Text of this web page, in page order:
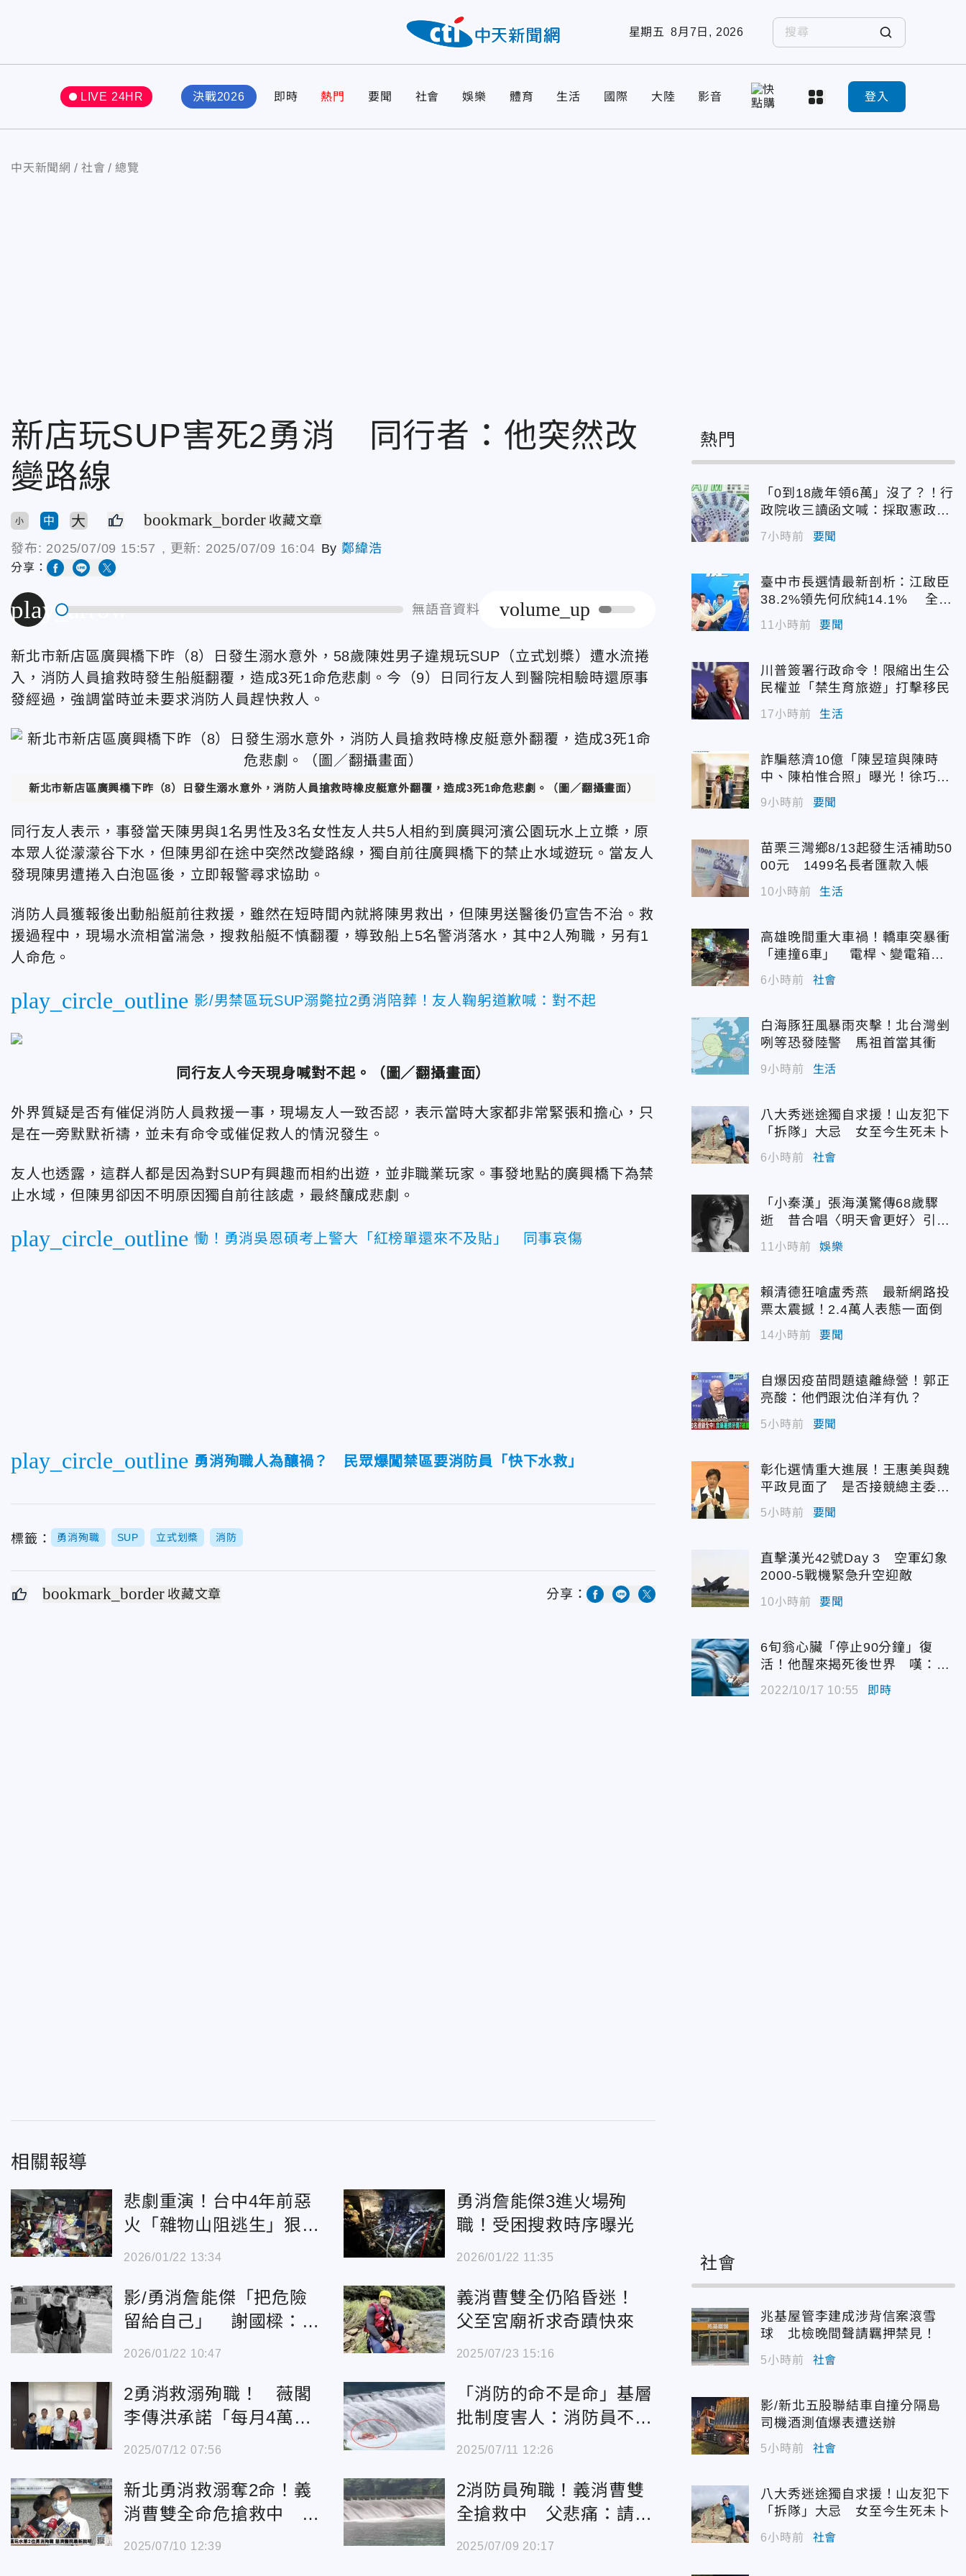
星期五 8月7日, 2026
LIVE 24HR 決戰2026 即時 熱門 要聞 社會 娛樂 體育 生活 國際 大陸 影音 登入
中天新聞網 社會 總覽
新店玩SUP害死2勇消 同行者：他突然改
變路線
小 中 大 bookmark_border 收藏文章
發布: 2025/07/09 15:57 , 更新: 2025/07/09 16:04 By鄭緯浩
分享：
play_arrow 無語音資料 volume_up
新北市新店區廣興橋下昨（8）日發生溺水意外，58歲陳姓男子違規玩SUP（立式划槳）遭水流捲
入，消防人員搶救時發生船艇翻覆，造成3死1命危悲劇。今（9）日同行友人到醫院相驗時還原事
發經過，強調當時並未要求消防人員趕快救人。
新北市新店區廣興橋下昨（8）日發生溺水意外，消防人員搶救時橡皮艇意外翻覆，造成3死1命危悲劇。（圖／翻攝畫面）
同行友人表示，事發當天陳男與1名男性及3名女性友人共5人相約到廣興河濱公園玩水上立槳，原
本眾人從濛濛谷下水，但陳男卻在途中突然改變路線，獨自前往廣興橋下的禁止水域遊玩。當友人
發現陳男遭捲入白泡區後，立即報警尋求協助。
消防人員獲報後出動船艇前往救援，雖然在短時間內就將陳男救出，但陳男送醫後仍宣告不治。救
援過程中，現場水流相當湍急，搜救船艇不慎翻覆，導致船上5名警消落水，其中2人殉職，另有1
人命危。
play_circle_outline 影/男禁區玩SUP溺斃拉2勇消陪葬！友人鞠躬道歉喊：對不起
同行友人今天現身喊對不起。（圖／翻攝畫面）
外界質疑是否有催促消防人員救援一事，現場友人一致否認，表示當時大家都非常緊張和擔心，只
是在一旁默默祈禱，並未有命令或催促救人的情況發生。
友人也透露，這群人都是因為對SUP有興趣而相約出遊，並非職業玩家。事發地點的廣興橋下為禁
止水域，但陳男卻因不明原因獨自前往該處，最終釀成悲劇。
play_circle_outline 慟！勇消吳恩碩考上警大「紅榜單還來不及貼」 同事哀傷
play_circle_outline 勇消殉職人為釀禍？ 民眾爆闖禁區要消防員「快下水救」
標籤： 勇消殉職 SUP 立式划槳 消防
bookmark_border 收藏文章 分享：
相關報導
悲劇重演！台中4年前惡
火「雜物山阻逃生」狠奪
6命
2026/01/22 13:34
勇消詹能傑3進火場殉
職！受困搜救時序曝光
2026/01/22 11:35
影/勇消詹能傑「把危險
留給自己」 謝國樑：將
爭取進忠烈祠
2026/01/22 10:47
義消曹雙全仍陷昏迷！
父至宮廟祈求奇蹟快來
2025/07/23 15:16
2勇消救溺殉職！ 薇閣
李傳洪承諾「每月4萬供
到大學」
2025/07/12 07:56
「消防的命不是命」基層
批制度害人：消防員不是
海猿
2025/07/11 12:26
新北勇消救溺奪2命！義
消曹雙全命危搶救中 瞳
孔稍微回縮
2025/07/10 12:39
2消防員殉職！義消曹雙
全搶救中 父悲痛：請大
家幫集氣
2025/07/09 20:17
熱門
「0到18歲年領6萬」沒了？！行
政院收三讀函文喊：採取憲政作
為
7小時前 要聞
臺中市長選情最新剖析：江啟臣
38.2%領先何欣純14.1% 全世
代支持度全面居首
11小時前 要聞
川普簽署行政命令！限縮出生公
民權並「禁生育旅遊」打擊移民
17小時前 生活
詐騙慈濟10億「陳昱瑄與陳時
中、陳柏惟合照」曝光！徐巧芯
震撼出手
9小時前 要聞
苗栗三灣鄉8/13起發生活補助50
00元 1499名長者匯款入帳
10小時前 生活
高雄晚間重大車禍！轎車突暴衝
「連撞6車」 電桿、變電箱全
遭殃
6小時前 社會
白海豚狂風暴雨夾擊！北台灣剉
咧等恐發陸警 馬祖首當其衝
9小時前 生活
八大秀迷途獨自求援！山友犯下
「拆隊」大忌 女至今生死未卜
6小時前 社會
「小秦漢」張海漢驚傳68歲驟
逝 昔合唱〈明天會更好〉引追
11小時前 娛樂
賴清德狂嗆盧秀燕 最新網路投
票太震撼！2.4萬人表態一面倒
14小時前 要聞
自爆因疫苗問題遠離綠營！郭正
亮酸：他們跟沈伯洋有仇？
5小時前 要聞
彰化選情重大進展！王惠美與魏
平政見面了 是否接競總主委態
度曝光
5小時前 要聞
直擊漢光42號Day 3 空軍幻象
2000-5戰機緊急升空迎敵
10小時前 要聞
6旬翁心臟「停止90分鐘」復
活！他醒來揭死後世界 嘆：很
2022/10/17 10:55 即時
社會
兆基屋管李建成涉背信案滾雪
球 北檢晚間聲請羈押禁見！
5小時前 社會
影/新北五股聯結車自撞分隔島
司機酒測值爆表遭送辦
5小時前 社會
八大秀迷途獨自求援！山友犯下
「拆隊」大忌 女至今生死未卜
6小時前 社會